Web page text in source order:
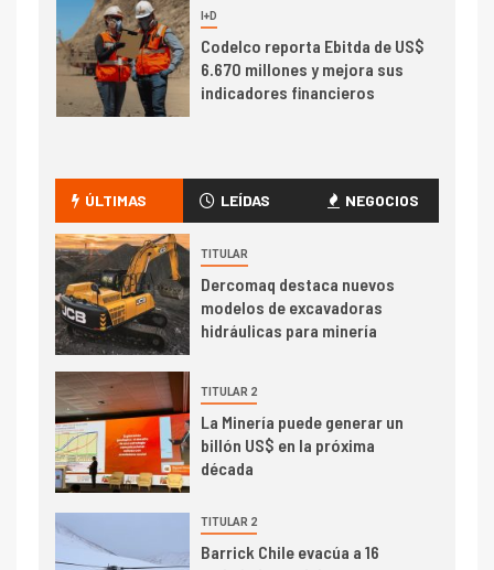
I+D
Codelco reporta Ebitda de US$
6.670 millones y mejora sus
indicadores financieros
camión 100% eléctrico para
transportar cátodos al Puerto
2
Producción minera en mayo de
3
PIB minero impacta el
crecimiento regional: Banco
trimestre
I+D
ÚLTIMAS LEÍDAS NEGOCIOS
TITULAR
Dercomaq destaca nuevos
modelos de excavadoras
hidráulicas para minería
TITULAR 2
La Minería puede generar un
billón US$ en la próxima
década
TITULAR 2
Barrick Chile evacúa a 16